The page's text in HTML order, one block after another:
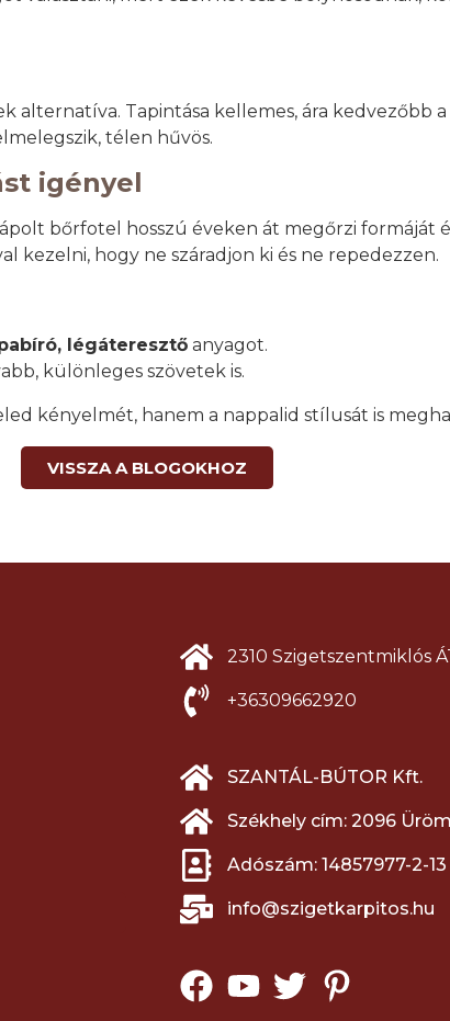
alternatíva. Tapintása kellemes, ára kedvezőbb
télen hűvös.
igényel
bőrfotel hosszú éveken át megőrzi formáját
kezelni, hogy ne száradjon ki és ne repedezzen.
légáteresztő anyagot.
különleges szövetek is.
kényelmét, hanem a nappalid stílusát is
VISSZA A BLOGOKHOZ
2310 Szigetszentmiklós
+36309662920
SZANTÁL-BÚTOR Kft.
Székhely cím: 2096
Adószám: 14857977-2-13
info@szigetkarpitos.hu